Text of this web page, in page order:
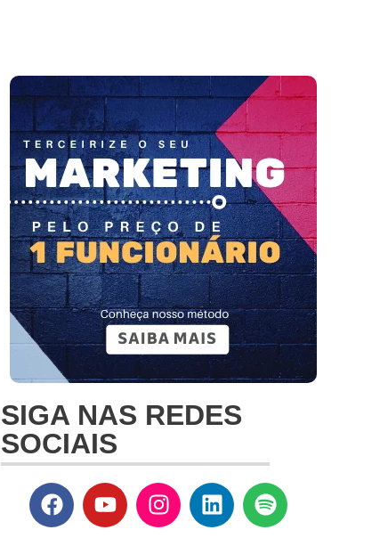
SIGA NAS REDES
SOCIAIS